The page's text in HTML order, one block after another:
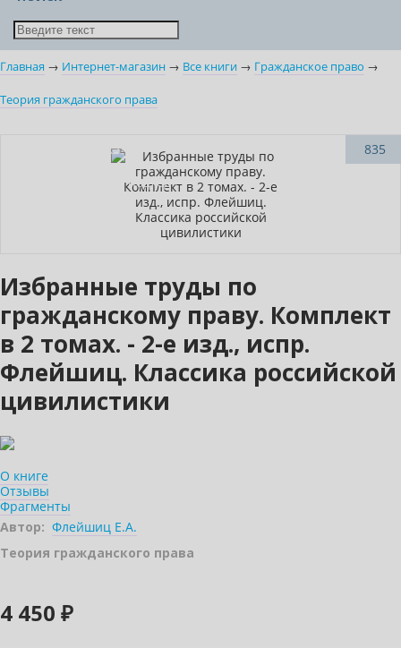
Главная → Интернет-магазин → Все книги → Гражданское право →
Теория гражданского права
Новинка
Индивидуальный подход
835
Избранные труды по
гражданскому праву. Комплект
в 2 томах. - 2-е изд., испр.
Флейшиц. Классика российской
цивилистики
О книге
Отзывы
Фрагменты
Автор: Флейшиц Е.А.
Теория гражданского права
4 450 ₽